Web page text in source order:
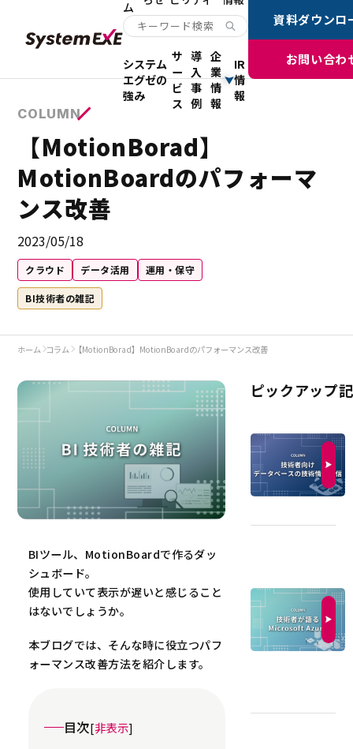
ム
システム
エグゼの
強み
サ
ー
ビ
ス
導
入
事
例
企
業
情
報
IR
情
報
資料ダウンロ
お問い合わ
COLUMN
【MotionBorad】
MotionBoardのパフォーマ
ンス改善
2023/05/18
クラウド データ活用 運用・保守
BI技術者の雑記
ホーム コラム 【MotionBorad】MotionBoardのパフォーマンス改善
BIツール、MotionBoardで作るダッ
シュボード。
使用していて表示が遅いと感じること
はないでしょうか。
本ブログでは、そんな時に役立つパフ
ォーマンス改善方法を紹介します。
目次[非表示]
ピックアップ